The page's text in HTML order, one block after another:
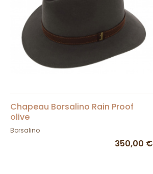
Chapeau Borsalino Rain Proof
olive
Borsalino
350,00 €